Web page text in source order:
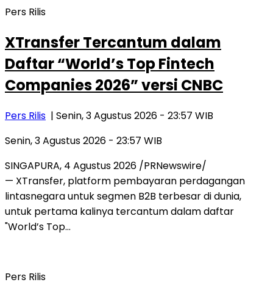
Pers Rilis
XTransfer Tercantum dalam
Daftar “World’s Top Fintech
Companies 2026” versi CNBC
Pers Rilis | Senin, 3 Agustus 2026 - 23:57 WIB
Senin, 3 Agustus 2026 - 23:57 WIB
SINGAPURA, 4 Agustus 2026 /PRNewswire/
— XTransfer, platform pembayaran perdagangan
lintasnegara untuk segmen B2B terbesar di dunia,
untuk pertama kalinya tercantum dalam daftar
"World’s Top…
Pers Rilis